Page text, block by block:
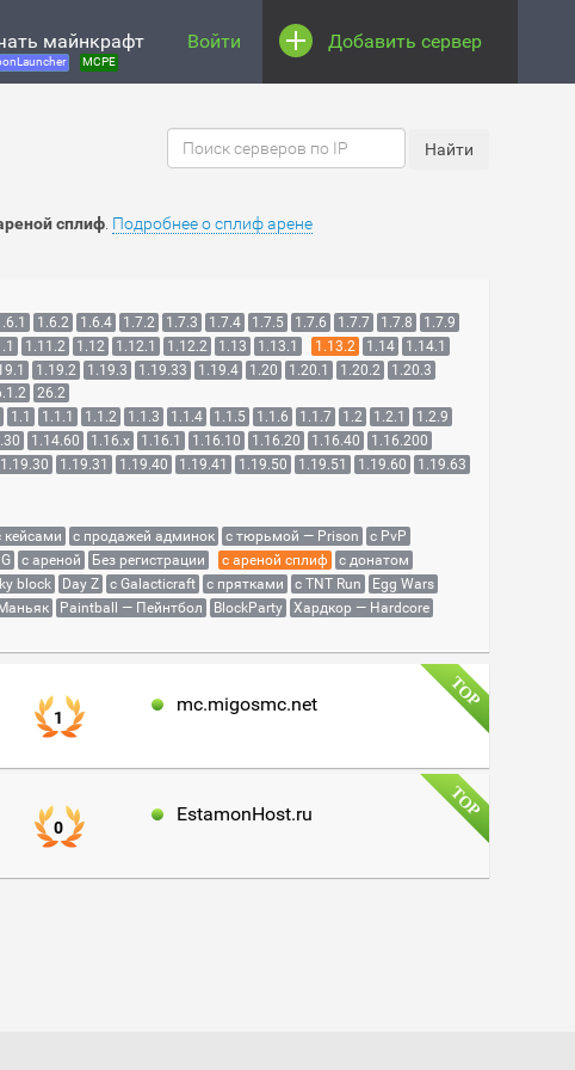
майнкрафт
MCPE
Войти Добавить сервер
сплиф Подробнее о сплиф арене
1.6.2 1.6.4 1.7.2 1.7.3 1.7.4 1.7.5 1.7.6 1.7.7 1.7.8
1.7.9
1.11.2 1.12 1.12.1 1.12.2 1.13 1.13.1 1.13.2 1.14
1.14.1
1.19.2 1.19.3 1.19.33 1.19.4 1.20 1.20.1 1.20.2
1.20.3
26.2
1.1 1.1.1 1.1.2 1.1.3 1.1.4 1.1.5 1.1.6 1.1.7 1.2 1.2.1
1.2.9
1.14.60 1.16.x 1.16.1 1.16.10 1.16.20 1.16.40
1.16.200
1.19.30 1.19.31 1.19.40 1.19.41 1.19.50 1.19.51 1.19.60
1.19.63
кейсами с продажей админок с тюрьмой — Prison
с PvP
с ареной Без регистрации с ареной сплиф
с донатом
block Day Z с Galacticraft с прятками с TNT Run
Egg Wars
Paintball — Пейнтбол BlockParty
Хардкор — Hardcore
1
mc.migosmc.net
0
EstamonHost.ru